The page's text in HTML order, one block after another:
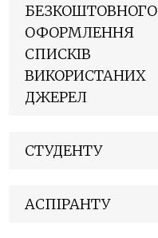
БЕЗКОШТОВНОГО
ОФОРМЛЕННЯ
СПИСКІВ
ВИКОРИСТАНИХ
ДЖЕРЕЛ
СТУДЕНТУ
АСПІРАНТУ